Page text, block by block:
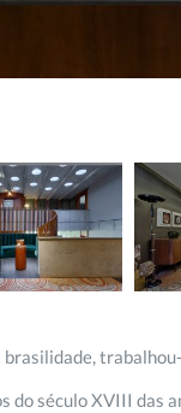
século XVIII das